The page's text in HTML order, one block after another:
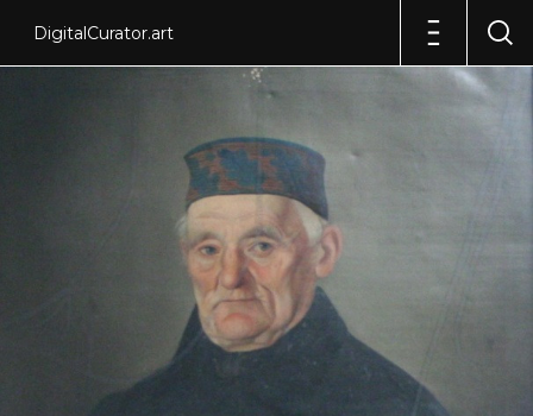
DigitalCurator.art